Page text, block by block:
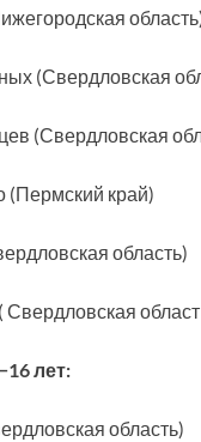
(Свердловская
(Свердловская
край)
область)
лет:
область)